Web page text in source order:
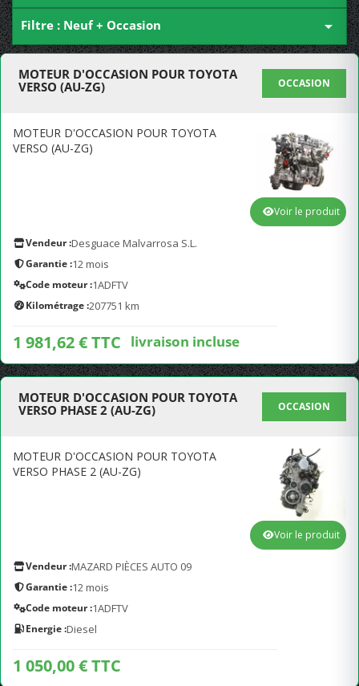
Filtre : Neuf + Occasion 
MOTEUR D'OCCASION POUR TOYOTA
VERSO (AU-ZG)
OCCASION
MOTEUR D'OCCASION POUR TOYOTA
VERSO (AU-ZG)
Vendeur :Desguace Malvarrosa S.L.
Garantie :12 mois
Code moteur :1ADFTV
Kilométrage :207751 km
1 981,62 € TTC livraison incluse
Voir le produit
MOTEUR D'OCCASION POUR TOYOTA
VERSO PHASE 2 (AU-ZG)
OCCASION
MOTEUR D'OCCASION POUR TOYOTA
VERSO PHASE 2 (AU-ZG)
Vendeur :MAZARD PIÈCES AUTO 09
Garantie :12 mois
Code moteur :1ADFTV
Energie :Diesel
1 050,00 € TTC
Voir le produit